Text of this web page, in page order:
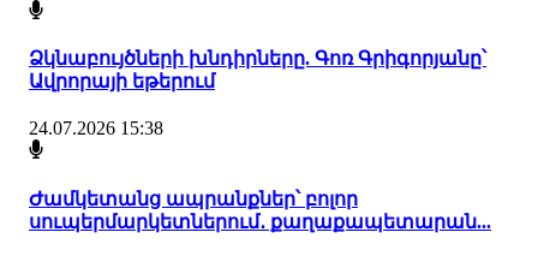
Ձկնաբույծների խնդիրները. Գոռ Գրիգորյանը՝
Ավրորայի եթերում
24.07.2026 15:38
Ժամկետանց ապրանքներ՝ բոլոր
սուպերմարկետներում․ քաղաքապետարան...